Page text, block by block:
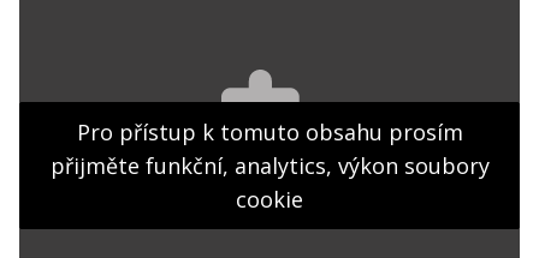
Obchodní podmínky
Hledaná fráze Hledat
Pro přístup k tomuto obsahu prosím
přijměte funkční, analytics, výkon soubory
cookie